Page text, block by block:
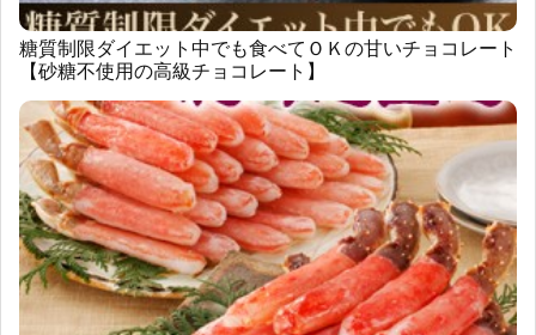
糖質制限ダイエット中でも食べてＯＫの甘いチョコレート
【砂糖不使用の高級チョコレート】